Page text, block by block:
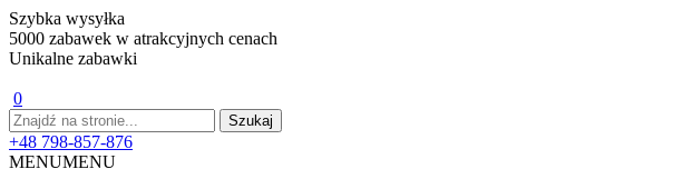
Szybka wysyłka
5000 zabawek w atrakcyjnych cenach
Unikalne zabawki
0
+48 798-857-876
MENUMENU